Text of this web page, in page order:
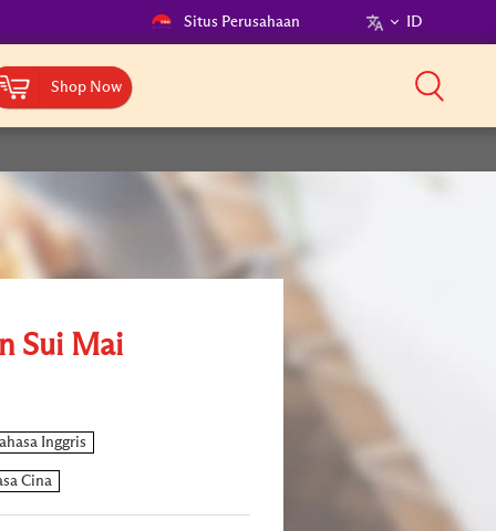
Situs Perusahaan ID
Shop Now
Sui Mai